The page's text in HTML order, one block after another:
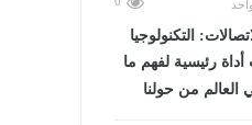
التكنولوجيا
رئيسية لفهم ما
العالم من حولنا